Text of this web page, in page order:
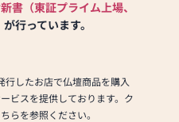
書（東証プライム上場、
が行っています。
したお店で仏壇商品を購入
ビスを提供しております。ク
らを参照ください。